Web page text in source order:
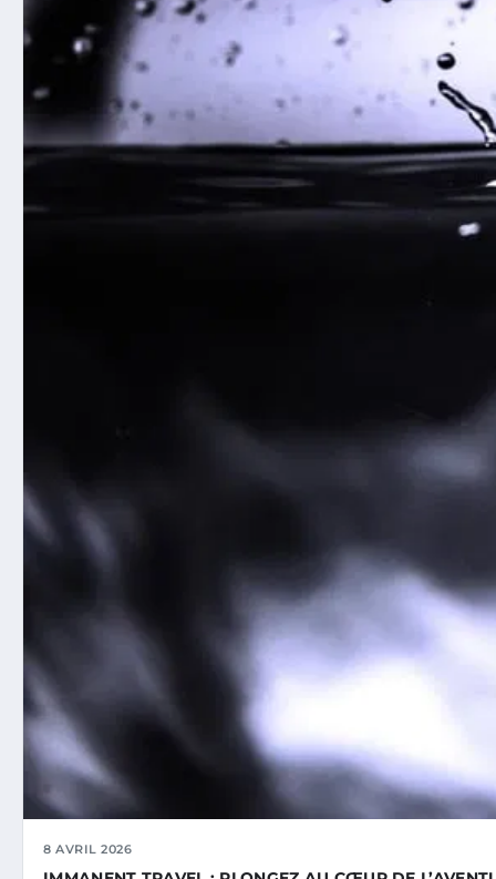
8 AVRIL 2026